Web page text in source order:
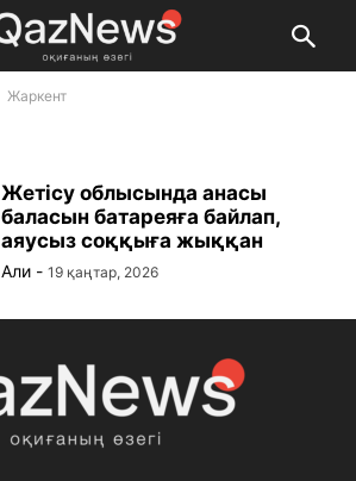
Жаркент
Жетісу облысында анасы
баласын батареяға байлап,
аяусыз соққыға жыққан
Али - 19 қаңтар, 2026